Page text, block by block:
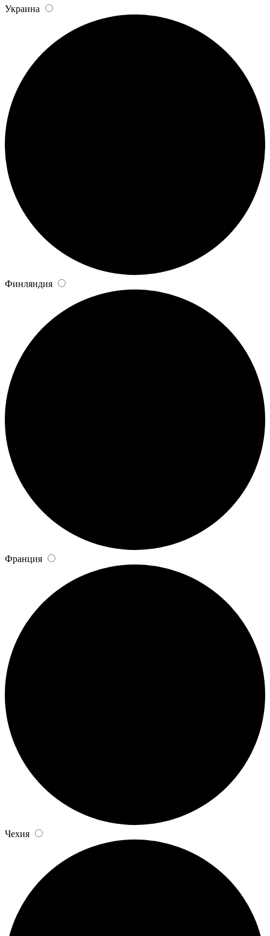
Украина
Финляндия
Франция
Чехия